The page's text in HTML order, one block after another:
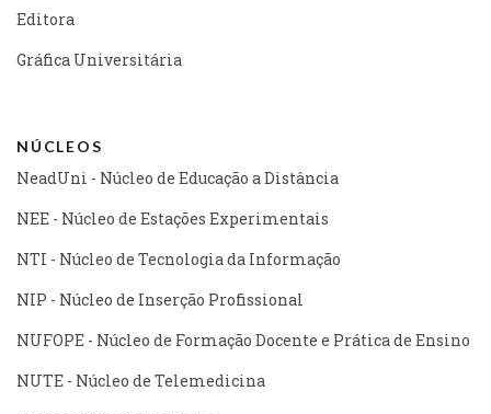
Editora
Gráfica Universitária
NÚCLEOS
NeadUni - Núcleo de Educação a Distância
NEE - Núcleo de Estações Experimentais
NTI - Núcleo de Tecnologia da Informação
NIP - Núcleo de Inserção Profissional
NUFOPE - Núcleo de Formação Docente e Prática de Ensino
NUTE - Núcleo de Telemedicina